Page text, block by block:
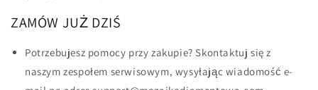
ZAMÓW JUŻ DZIŚ
Potrzebujesz pomocy przy zakupie? Skontaktuj się z
naszym zespołem serwisowym, wysyłając wiadomość e-